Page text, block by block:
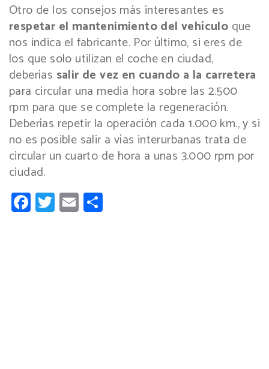
Otro de los consejos más interesantes es
respetar el mantenimiento del vehículo que
nos indica el fabricante. Por último, si eres de
los que solo utilizan el coche en ciudad,
deberías salir de vez en cuando a la carretera
para circular una media hora sobre las 2.500
rpm para que se complete la regeneración.
Deberías repetir la operación cada 1.000 km., y si
no es posible salir a vías interurbanas trata de
circular un cuarto de hora a unas 3.000 rpm por
ciudad.
Facebook
Twitter
Email